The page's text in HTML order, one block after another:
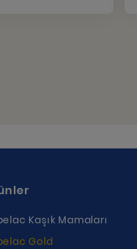
Kaşık Mamaları
Gold